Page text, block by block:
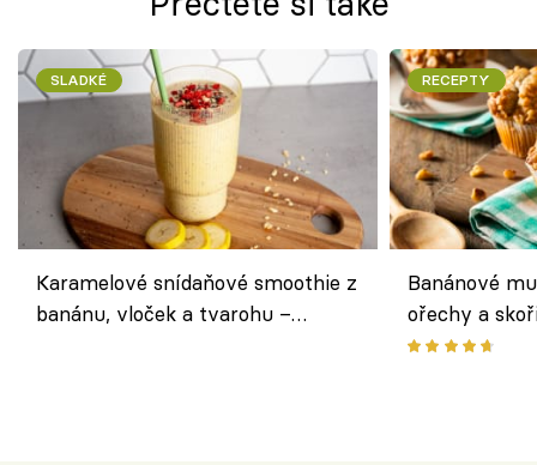
SLADKÉ
Karamelové snídaňové smoothie z
banánu, vloček a tvarohu –
RECEPTY
Banánové
ořechy a